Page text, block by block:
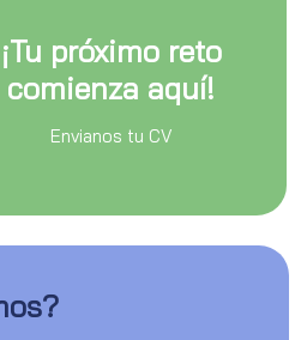
¡Tu próximo reto
comienza aquí!
Envianos tu CV